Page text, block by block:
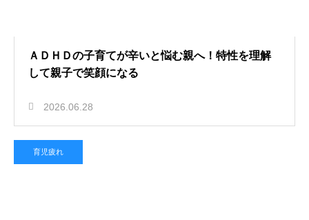
ＡＤＨＤの子育てが辛いと悩む親へ！特性を理解
して親子で笑顔になる
2026.06.28
育児疲れ